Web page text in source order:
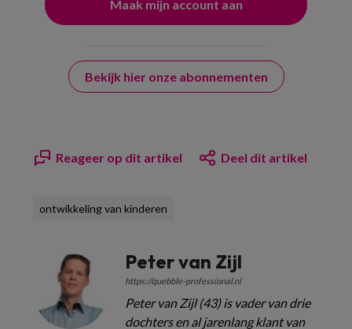
Bekijk hier onze abonnementen
Reageer op dit artikel Deel dit artikel
ontwikkeling van kinderen
Peter van Zijl
https://quebble-professional.nl
Peter van Zijl (43) is vader van drie
dochters en al jarenlang klant van